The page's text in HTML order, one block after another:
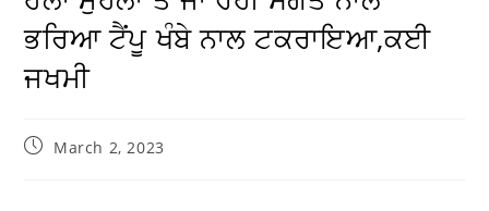
ਭਰਿਆ ਟੈਂਪੂ ਖੰਬੇ ਨਾਲ ਟਕਰਾਇਆ,ਕਈ
ਜਖਮੀ
March 2, 2023